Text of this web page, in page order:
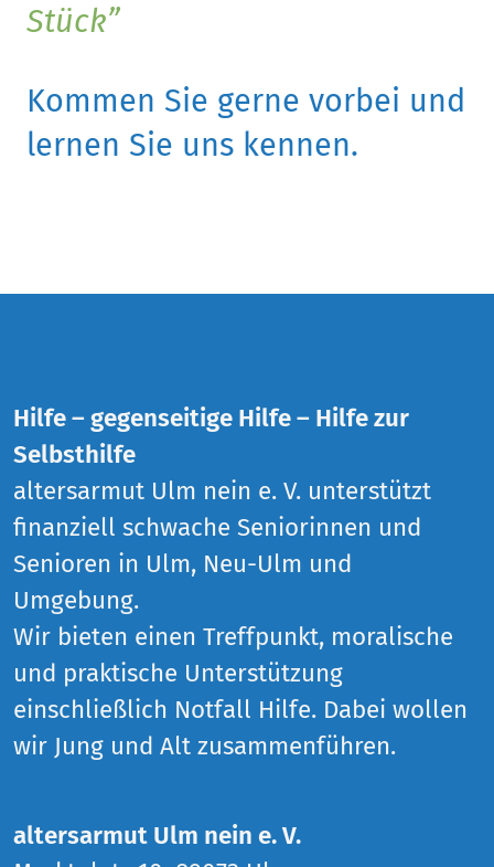
Stück
Kommen Sie gerne vorbei und
lernen Sie uns kennen.
Hilfe – gegenseitige Hilfe – Hilfe zur
Selbsthilfe
altersarmut Ulm nein e. V. unterstützt
finanziell schwache Seniorinnen und
Senioren in Ulm, Neu-Ulm und
Umgebung.
Wir bieten einen Treffpunkt, moralische
und praktische Unterstützung
einschließlich Notfall Hilfe. Dabei wollen
wir Jung und Alt zusammenführen.
altersarmut Ulm nein e. V.